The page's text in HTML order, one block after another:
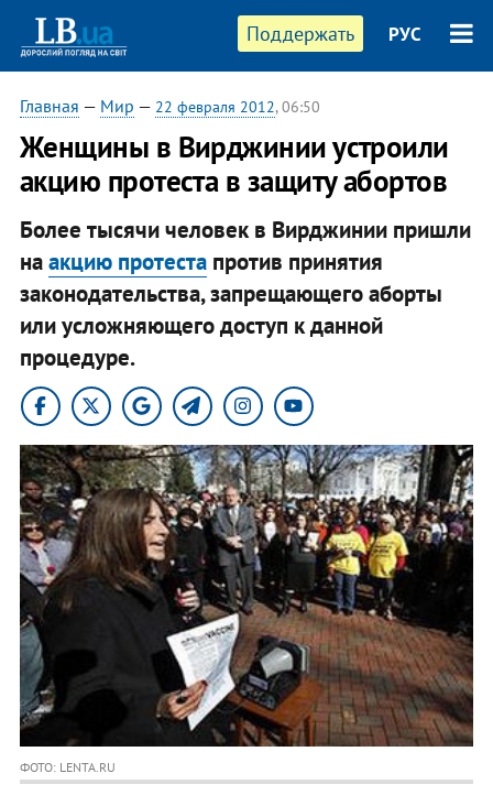
Поддержать РУС
Главная — Мир — 22 февраля 2012, 06:50
Женщины в Вирджинии устроили
акцию протеста в защиту абортов
Более тысячи человек в Вирджинии пришли
наакцию протестапротив принятия
законодательства, запрещающего аборты
или усложняющего доступ к данной
процедуре.
ФОТО: LENTA.RU